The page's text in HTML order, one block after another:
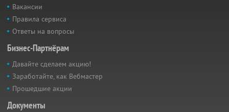
Вакансии
Правила сервиса
Ответы на вопросы
Бизнес-Партнёрам
Давайте сделаем акцию!
Заработайте, как Вебмастер
Прошедшие акции
Документы